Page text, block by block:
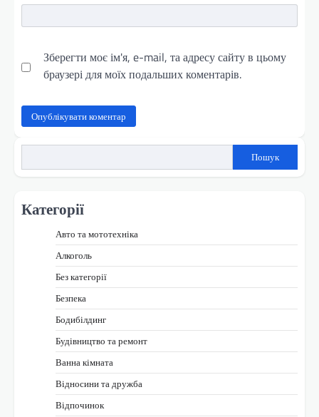
Зберегти моє ім'я, e-mail, та адресу сайту в цьому
браузері для моїх подальших коментарів.
Пошук
Категорії
Авто та мототехніка
Алкоголь
Без категорії
Безпека
Бодибілдинг
Будівництво та ремонт
Ванна кімната
Відносини та дружба
Відпочинок